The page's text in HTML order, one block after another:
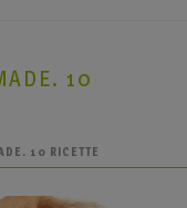
10
10 RICETTE